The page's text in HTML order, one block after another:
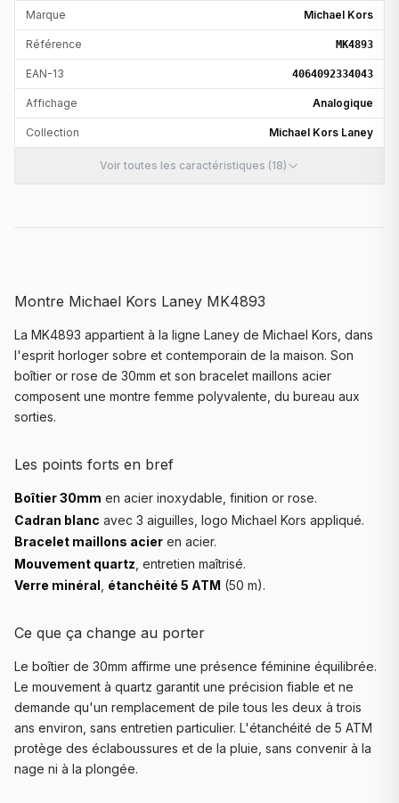
Marque Michael Kors
Référence MK4893
EAN-13 4064092334043
Affichage Analogique
Collection Michael Kors Laney
Voir toutes les caractéristiques (18)
Montre Michael Kors Laney MK4893
La MK4893 appartient à la ligne Laney de Michael Kors, dans
l'esprit horloger sobre et contemporain de la maison. Son
boîtier or rose de 30mm et son bracelet maillons acier
composent une montre femme polyvalente, du bureau aux
sorties.
Les points forts en bref
Boîtier 30mm en acier inoxydable, finition or rose.
Cadran blanc avec 3 aiguilles, logo Michael Kors appliqué.
Bracelet maillons acier en acier.
Mouvement quartz , entretien maîtrisé.
Verre minéral étanchéité 5 ATM (50 m).
Ce que ça change au porter
Le boîtier de 30mm affirme une présence féminine équilibrée.
Le mouvement à quartz garantit une précision fiable et ne
demande qu'un remplacement de pile tous les deux à trois
ans environ, sans entretien particulier. L'étanchéité de 5 ATM
protège des éclaboussures et de la pluie, sans convenir à la
nage ni à la plongée.